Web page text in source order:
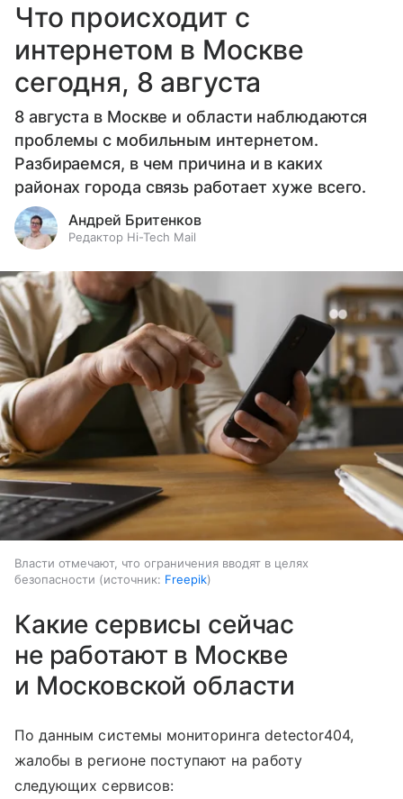
Что происходит с
интернетом в Москве
сегодня, 8 августа
8 августа в Москве и области наблюдаются
проблемы с мобильным интернетом.
Разбираемся, в чем причина и в каких
районах города связь работает хуже всего.
Андрей Бритенков
Редактор Hi-Tech Mail
Власти отмечают, что ограничения вводят в целях
безопасности
источник: Freepik
Какие сервисы сейчас
не работают в Москве
и Московской области
По данным системы мониторинга detector404,
жалобы в регионе поступают на работу
следующих сервисов: